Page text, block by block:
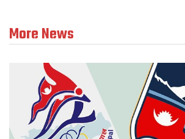
More News